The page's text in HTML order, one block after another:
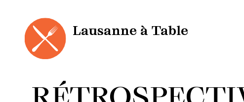
contenu
Lausanne à Table